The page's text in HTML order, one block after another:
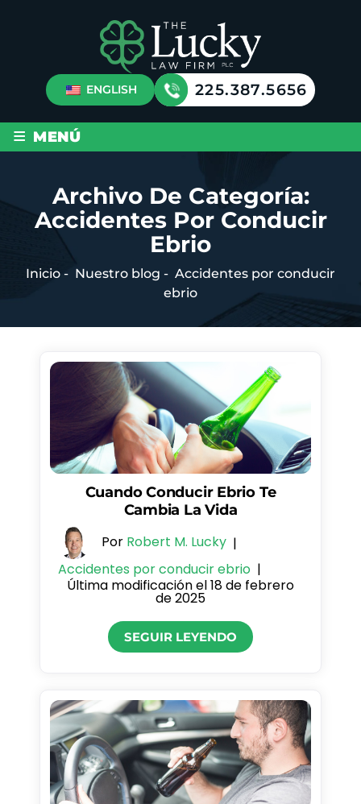
ENGLISH 225.387.5656
≡ MENÚ
Archivo De Categoría:
Accidentes Por Conducir
Ebrio
Inicio - Nuestro blog - Accidentes por conducir
ebrio
Cuando Conducir Ebrio Te
Cambia La Vida
Por Robert M. Lucky |
Accidentes por conducir ebrio |
Última modificación el 18 de febrero
de 2025
SEGUIR LEYENDO